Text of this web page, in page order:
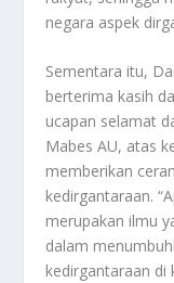
negara aspek
Sementara itu,
berterima kasih
ucapan selamat
Mabes AU, atas
memberikan
kedirgantaraan.
merupakan ilmu
dalam
kedirgantaraan di